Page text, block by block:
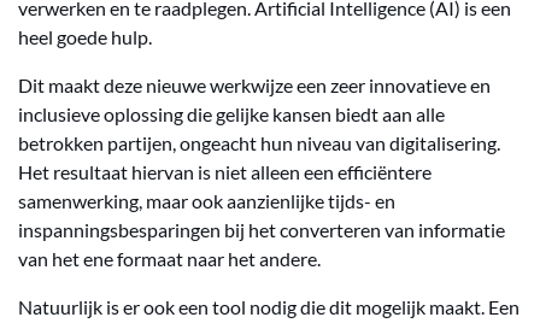
verwerken en te raadplegen. Artificial Intelligence (AI) is een
heel goede hulp.
Dit maakt deze nieuwe werkwijze een zeer innovatieve en
inclusieve oplossing die gelijke kansen biedt aan alle
betrokken partijen, ongeacht hun niveau van digitalisering.
Het resultaat hiervan is niet alleen een efficiëntere
samenwerking, maar ook aanzienlijke tijds- en
inspanningsbesparingen bij het converteren van informatie
van het ene formaat naar het andere.
Natuurlijk is er ook een tool nodig die dit mogelijk maakt. Een